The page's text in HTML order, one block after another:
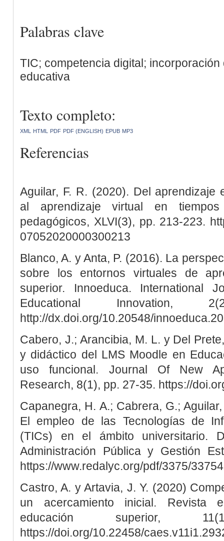
Palabras clave
TIC; competencia digital;
educativa
Texto completo:
XML HTML PDF PDF (ENGLISH) EPUB MP3
Referencias
Aguilar, F. R. (2020). Del aprendizaje
al aprendizaje virtual en
pedagógicos, XLVI(3), pp. 213-223.
07052020000300213
Blanco, A. y Anta, P. (2016). La
sobre los entornos virtuales de
superior. Innoeduca. International
Educational Innovation,
http://dx.doi.org/10.20548/
Cabero, J.; Arancibia, M. L. y Del
y didáctico del LMS Moodle en
uso funcional. Journal Of New
Research, 8(1), pp. 27-35. https://
Capanegra, H. A.; Cabrera, G.;
El empleo de las Tecnologías de
(TICs) en el ámbito universitario.
Administración Pública y Gestión
https://www.redalyc.org/pdf/3375/
Castro, A. y Artavia, J. Y. (2020)
un acercamiento inicial. Revista
educación superior,
https://doi.org/10.22458/